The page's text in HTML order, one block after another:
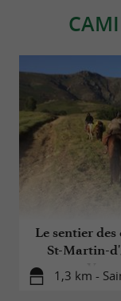
Le sentier
St-Martin-
1,3 km -